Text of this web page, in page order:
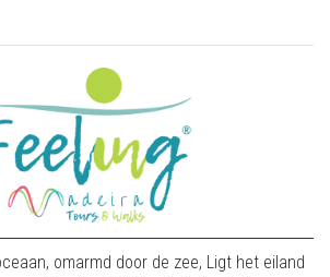
omarmd door de zee, Ligt het eiland